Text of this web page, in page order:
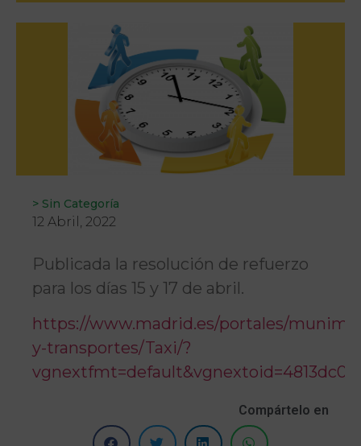
> Sin Categoría
12 Abril, 2022
Publicada la resolución de refuerzo
para los días 15 y 17 de abril.
https://www.madrid.es/portales/
y-transportes/Taxi/?
Compártelo en